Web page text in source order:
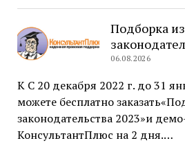
Подборка
06.08.2026
К С 20 декабря 2022 г. до 31
можете бесплатно
законодательства 2023»и
КонсультантПлюс на 2 дня.…